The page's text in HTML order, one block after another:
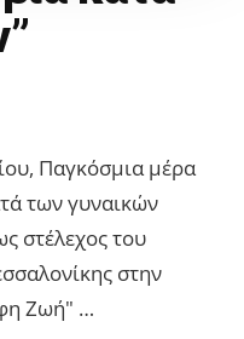
Παγκόσμια μέρα
των γυναικών
στέλεχος του
στην
Ζωή" …